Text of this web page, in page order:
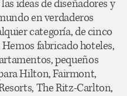
ideas de diseñadores y
en verdaderos
categoría, de cinco
fabricado hoteles,
pequeños
Hilton, Fairmont,
The Ritz-Carlton,